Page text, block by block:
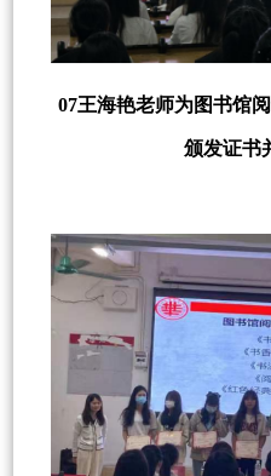
07王海艳老师为图书馆
颁发证书